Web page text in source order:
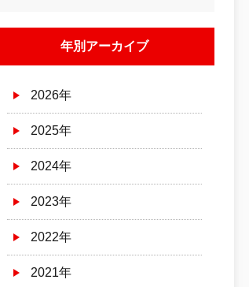
年別アーカイブ
2026年
2025年
2024年
2023年
2022年
2021年